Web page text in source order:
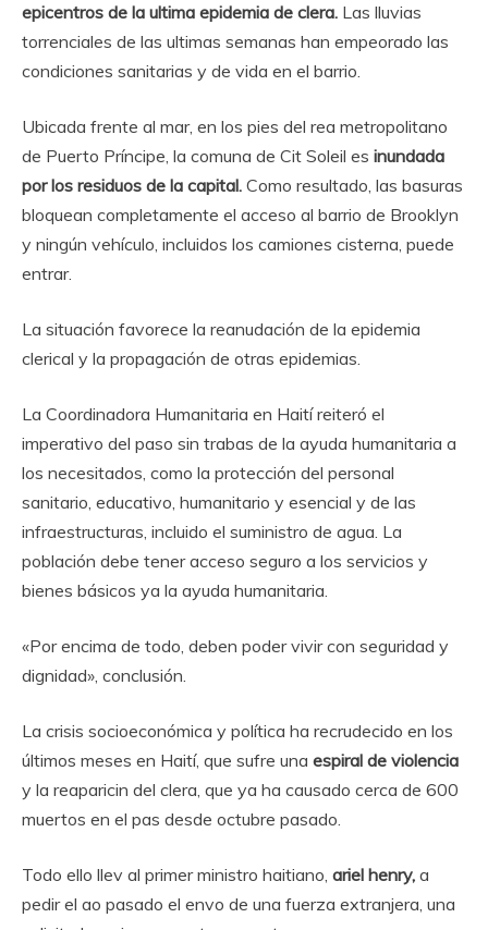
epicentros de la ultima epidemia de clera. Las lluvias
torrenciales de las ultimas semanas han empeorado las
condiciones sanitarias y de vida en el barrio.
Ubicada frente al mar, en los pies del rea metropolitano
de Puerto Príncipe, la comuna de Cit Soleil es inundada
por los residuos de la capital. Como resultado, las basuras
bloquean completamente el acceso al barrio de Brooklyn
y ningún vehículo, incluidos los camiones cisterna, puede
entrar.
La situación favorece la reanudación de la epidemia
clerical y la propagación de otras epidemias.
La Coordinadora Humanitaria en Haití reiteró el
imperativo del paso sin trabas de la ayuda humanitaria a
los necesitados, como la protección del personal
sanitario, educativo, humanitario y esencial y de las
infraestructuras, incluido el suministro de agua. La
población debe tener acceso seguro a los servicios y
bienes básicos ya la ayuda humanitaria.
«Por encima de todo, deben poder vivir con seguridad y
dignidad», conclusión.
La crisis socioeconómica y política ha recrudecido en los
últimos meses en Haití, que sufre una espiral de violencia
y la reaparicin del clera, que ya ha causado cerca de 600
muertos en el pas desde octubre pasado.
Todo ello llev al primer ministro haitiano, ariel henry, a
pedir el ao pasado el envo de una fuerza extranjera, una